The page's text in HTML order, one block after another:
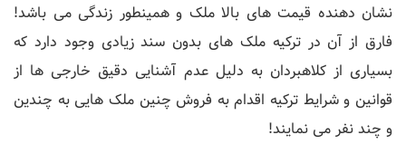
نشان دهنده قیمت های بالا ملک و همینطور زندگی می باشد!
فارق از آن در ترکیه ملک های بدون سند زیادی وجود دارد که
بسیاری از کلاهبردان به دلیل عدم آشنایی دقیق خارجی ها از
قوانین و شرایط ترکیه اقدام به فروش چنین ملک هایی به چندین
و چند نفر می نمایند!